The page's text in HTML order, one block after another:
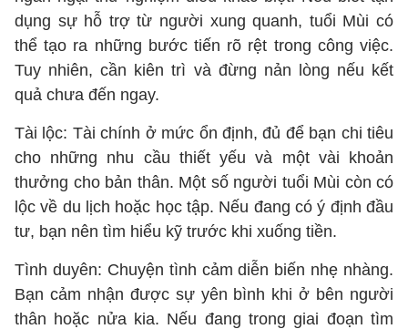
dụng sự hỗ trợ từ người xung quanh, tuổi Mùi có
thể tạo ra những bước tiến rõ rệt trong công việc.
Tuy nhiên, cần kiên trì và đừng nản lòng nếu kết
quả chưa đến ngay.
Tài lộc: Tài chính ở mức ổn định, đủ để bạn chi tiêu
cho những nhu cầu thiết yếu và một vài khoản
thưởng cho bản thân. Một số người tuổi Mùi còn có
lộc về du lịch hoặc học tập. Nếu đang có ý định đầu
tư, bạn nên tìm hiểu kỹ trước khi xuống tiền.
Tình duyên: Chuyện tình cảm diễn biến nhẹ nhàng.
Bạn cảm nhận được sự yên bình khi ở bên người
thân hoặc nửa kia. Nếu đang trong giai đoạn tìm